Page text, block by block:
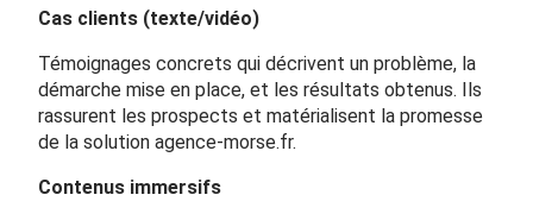
Cas clients (texte/vidéo)
Témoignages concrets qui décrivent un problème, la
démarche mise en place, et les résultats obtenus. Ils
rassurent les prospects et matérialisent la promesse
de la solution agence-morse.fr.
Contenus immersifs